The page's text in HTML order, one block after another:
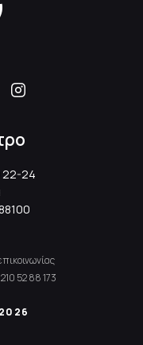
22-24
210 52 88 173